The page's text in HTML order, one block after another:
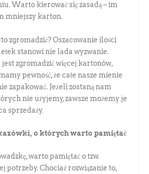
Warto kierować się zasadą – im
mniejszy karton.
zgromadzić? Oszacowanie ilości
stanowi nie lada wyzwanie.
zgromadzić więcej kartonów,
pewność, że całe nasze mienie
zapakować. Jeżeli zostaną nam
nie użyjemy, zawsze możemy je
sprzedaży.
o których warto pamiętać
warto pamiętać o tzw.
potrzeby. Chociaż rozwiązanie to,